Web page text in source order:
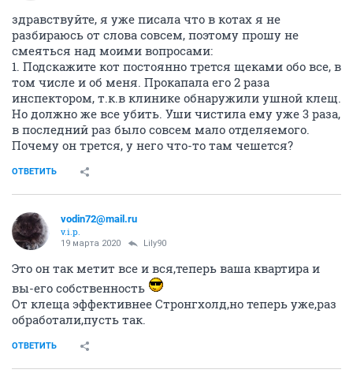
здравствуйте, я уже писала что в котах я не
разбираюсь от слова совсем, поэтому прошу не
смеяться над моими вопросами:
1. Подскажите кот постоянно трется щеками обо все, в
том числе и об меня. Прокапала его 2 раза
инспектором, т.к.в клинике обнаружили ушной клещ.
Но должно же все убить. Уши чистила ему уже 3 раза,
в последний раз было совсем мало отделяемого.
Почему он трется, у него что-то там чешется?
ОТВЕТИТЬ
vodin72@mail.ru
v.i.p.
19 марта 2020 Lily90
Это он так метит все и вся,теперь ваша квартира и
вы-его собственность
От клеща эффективнее Стронгхолд,но теперь уже,раз
обработали,пусть так.
ОТВЕТИТЬ